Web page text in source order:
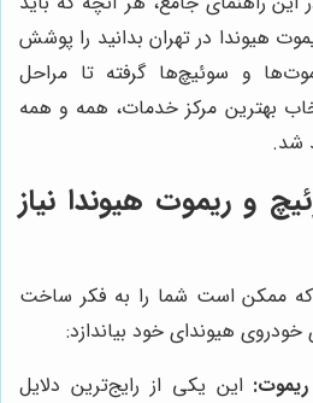
هیوندا در تهران بدانید را پوشش
و سوئیچ‌ها گرفته تا مراحل
بهترین مرکز خدمات، همه و همه
شد.
و ریموت هیوندا نیاز
که ممکن است شما را به فکر ساخت
هیوندای خود بیاندازد:
این یکی از رایج‌ترین دلایل